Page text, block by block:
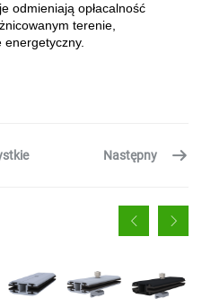
odmieniają opłacalność
terenie,
Następny